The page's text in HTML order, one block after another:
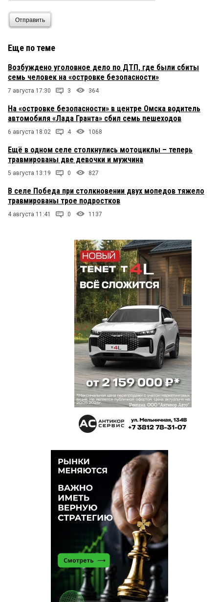
Отправить
Еще по теме
Возбуждено уголовное дело по ДТП, где были сбиты
семь человек на «островке безопасности»
7 августа 17:30 3 364
На «островке безопасности» в центре Омска водитель
автомобиля «Лада Гранта» сбил семь пешеходов
6 августа 18:02 4 1068
Ещё в одном селе столкнулись мотоциклы – теперь
травмированы две девочки и мужчина
5 августа 13:19 0 827
В селе Победа при столкновении двух мопедов тяжело
травмированы трое подростков
4 августа 11:41 0 1137